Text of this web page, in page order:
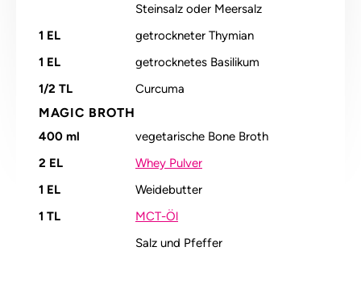
Steinsalz oder Meersalz
1 EL
getrockneter Thymian
1 EL
getrocknetes Basilikum
1/2 TL Curcuma
MAGIC BROTH
400 ml
vegetarische Bone Broth
2 EL
Whey Pulver
1 EL
Weidebutter
1 TL
MCT-Öl
Salz und Pfeffer